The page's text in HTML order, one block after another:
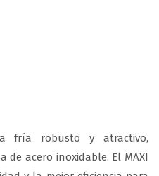
fría robusto y atractivo,
de acero inoxidable. El MAXI